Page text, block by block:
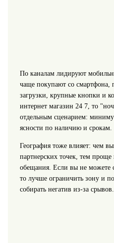
По каналам лидируют
чаще покупают со смартфона,
загрузки, крупные кнопки и
интернет магазин 24 7, то
отдельным сценарием:
ясности по наличию и срокам.
География тоже влияет: чем
партнерских точек, тем
обещания. Если вы не можете
то лучше ограничить зону и
собирать негатив из-за срывов.